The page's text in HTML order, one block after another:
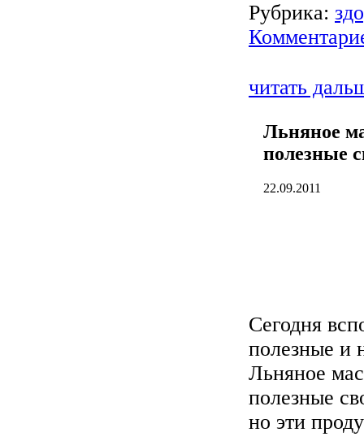
Рубрика:
читать
Льняное
полезные
22.09.2011
Сегодня
полезные и
Льняное
полезные
но эти